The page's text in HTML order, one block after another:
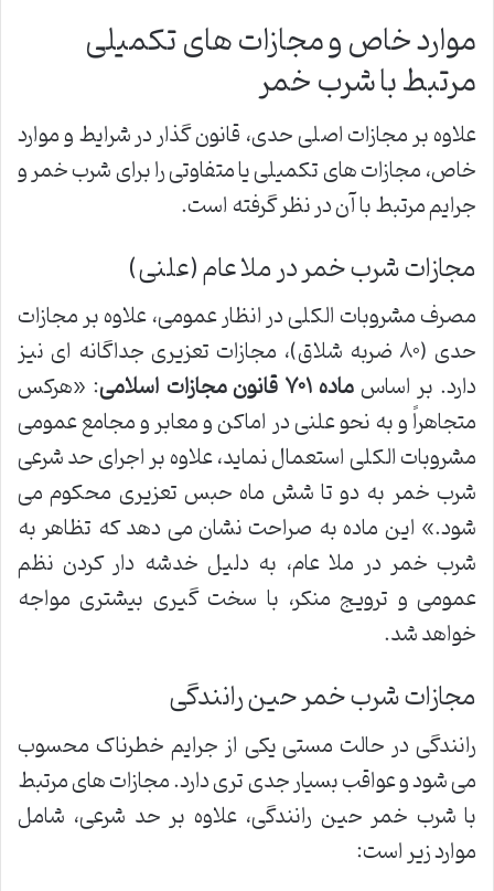
موارد خاص و مجازات های تکمیلی
مرتبط با شرب خمر
علاوه بر مجازات اصلی حدی، قانون گذار در شرایط و موارد
خاص، مجازات های تکمیلی یا متفاوتی را برای شرب خمر و
جرایم مرتبط با آن در نظر گرفته است.
مجازات شرب خمر در ملا عام (علنی)
مصرف مشروبات الکلی در انظار عمومی، علاوه بر مجازات
حدی (۸۰ ضربه شلاق)، مجازات تعزیری جداگانه ای نیز
دارد. بر اساسماده ۷۰۱ قانون مجازات اسلامی
: «هرکس
متجاهراً و به نحو علنی در اماکن و معابر و مجامع عمومی
مشروبات الکلی استعمال نماید، علاوه بر اجرای حد شرعی
شرب خمر به دو تا شش ماه حبس تعزیری محکوم می
شود.» این ماده به صراحت نشان می دهد که تظاهر به
شرب خمر در ملا عام، به دلیل خدشه دار کردن نظم
عمومی و ترویج منکر، با سخت گیری بیشتری مواجه
خواهد شد.
مجازات شرب خمر حین رانندگی
رانندگی در حالت مستی یکی از جرایم خطرناک محسوب
می شود و عواقب بسیار جدی تری دارد. مجازات های مرتبط
با شرب خمر حین رانندگی، علاوه بر حد شرعی، شامل
موارد زیر است: